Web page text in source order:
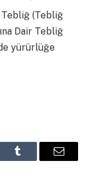
Tebliğ (Tebliğ
Dair Tebliğ
yürürlüğe
Tumblr Email